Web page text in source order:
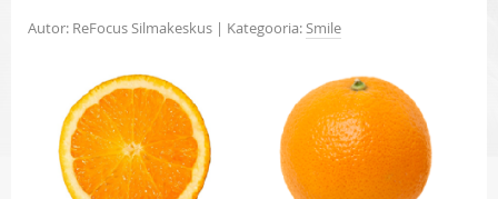
Autor: ReFocus Silmakeskus | Kategooria:Smile